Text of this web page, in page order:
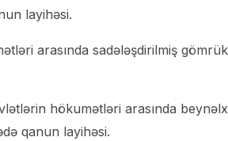
layihəsi.
arasında sadələşdirilmiş
hökumətləri arasında
qanun layihəsi.